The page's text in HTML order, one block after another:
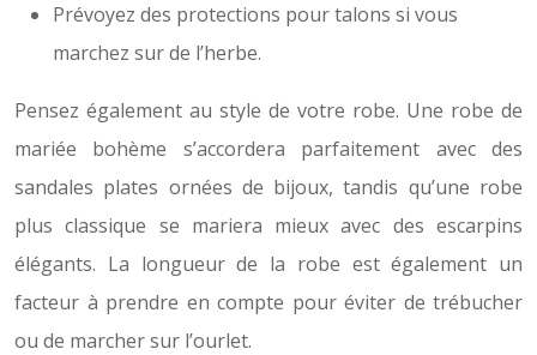
Prévoyez des protections pour talons si vous
marchez sur de l’herbe.
Pensez également au style de votre robe. Une robe de
mariée bohème s’accordera parfaitement avec des
sandales plates ornées de bijoux, tandis qu’une robe
plus classique se mariera mieux avec des escarpins
élégants. La longueur de la robe est également un
facteur à prendre en compte pour éviter de trébucher
ou de marcher sur l’ourlet.